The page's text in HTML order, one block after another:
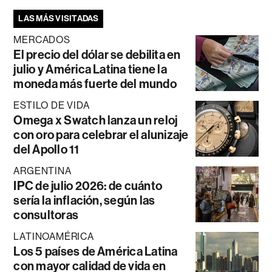
LAS MÁS VISITADAS
MERCADOS
El precio del dólar se debilita en
julio y América Latina tiene la
moneda más fuerte del mundo
ESTILO DE VIDA
Omega x Swatch lanza un reloj
con oro para celebrar el alunizaje
del Apollo 11
ARGENTINA
IPC de julio 2026: de cuánto
sería la inflación, según las
consultoras
LATINOAMÉRICA
Los 5 países de América Latina
con mayor calidad de vida en